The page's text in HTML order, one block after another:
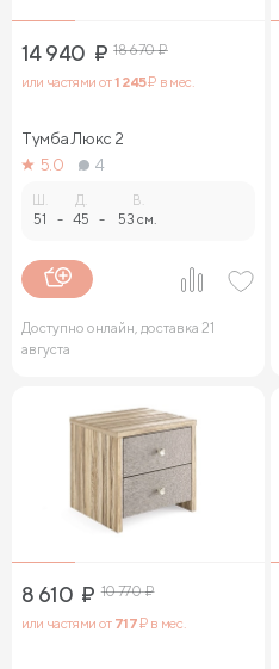
14 940 ₽ 18 670₽
или частями от1 245₽ в мес.
Тумба Люкс 2
5.0
4
51 -
Д.
45 -
В.
53 см.
Доступно онлайн, доставка 21
августа
8 610 ₽ 10 770₽
или частями от 717₽ в мес.